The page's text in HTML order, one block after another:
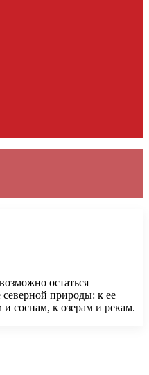
остаться
природы: к ее
соснам, к озерам и рекам.